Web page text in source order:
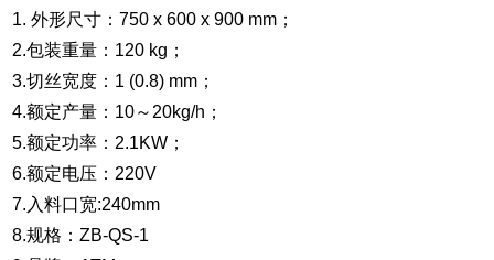
1. 外形尺寸：750 x 600 x 900 mm；
2.包装重量：120 kg；
3.切丝宽度：1 (0.8) mm；
4.额定产量：10～20kg/h；
5.额定功率：2.1KW；
6.额定电压：220V
7.入料口宽:240mm
8.规格：ZB-QS-1